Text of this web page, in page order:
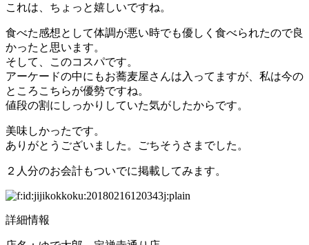
これは、ちょっと嬉しいですね。
食べた感想として体調が悪い時でも優しく食べられたので良
かったと思います。
そして、このコスパです。
アーケードの中にもお蕎麦屋さんは入ってますが、私は今の
ところこちらが優勢ですね。
値段の割にしっかりしていた気がしたからです。
美味しかったです。
ありがとうございました。ごちそうさまでした。
２人分のお会計もついでに掲載してみます。
詳細情報